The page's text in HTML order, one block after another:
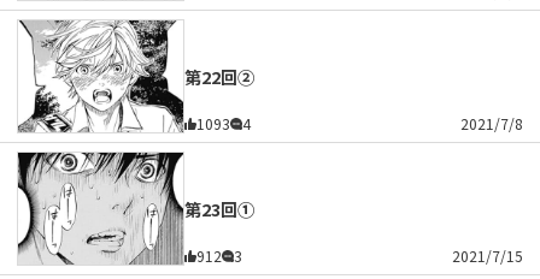
第22回②
1093 4 2021/7/8
第23回①
912 3 2021/7/15